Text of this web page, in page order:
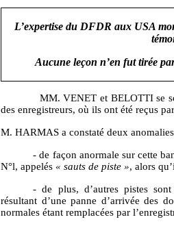
L’expertise du DFDR aux USA
Aucune leçon n’en fut tirée
MM. VENET et BELOTTI se
des enregistreurs, où ils ont été reçus
M. HARMAS a constaté deux
- de façon anormale sur cette
N°l, appelés « sauts de piste », alors
- de plus, d’autres pistes
résultant d’une panne d’arrivée des
normales étant remplacées par